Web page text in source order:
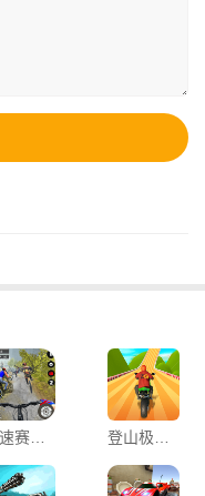
竞速赛车手最新版